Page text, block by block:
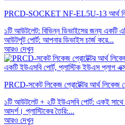
PRCD-SOCKET NF-EL5U-13 আর্থ
১টি আউটলেট: বিভিন্ন ডিভাইসের জন্য একটি
আউটপুট পোর্ট: আপনার ডিভাইস চার্জ করে...
আরও দেখুন
PRCD-সকেট লিকেজ প্রোটেক্টর আর্থ লিকেজ
১টি আউটলেট + ২টি ইউএসবি পোর্ট: একই সাথে
আদর্শ। প্লাস্টিকের তৈরি:...
আরও দেখুন